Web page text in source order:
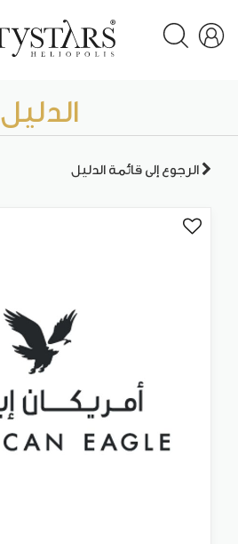
الدليل
الرجوع إلى قائمة الدليل